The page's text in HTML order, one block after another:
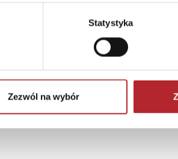
Statystyka
Zezwól na wybór